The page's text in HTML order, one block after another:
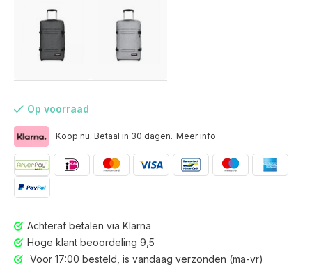
Op voorraad
Koop nu. Betaal in 30 dagen. Meer info
Achteraf betalen via Klarna
Hoge klant beoordeling 9,5
Voor 17:00 besteld, is vandaag verzonden (ma-vr)